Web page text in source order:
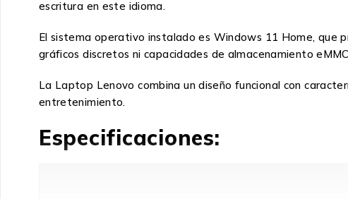
escritura en este idioma.
El sistema operativo instalado es Windows 11 Home, que
gráficos discretos ni capacidades de almacenamiento
La Laptop Lenovo combina un diseño funcional con
entretenimiento.
Especificaciones: